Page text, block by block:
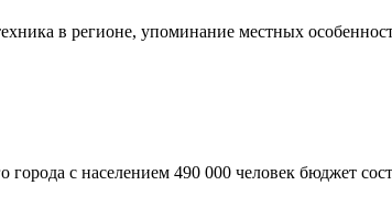
в регионе, упоминание местных
с населением 490 000 человек бюджет